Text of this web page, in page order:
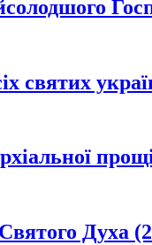
святих
Духа